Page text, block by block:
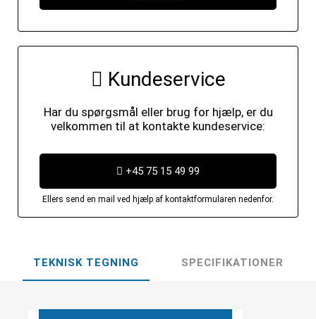
Kundeservice
Har du spørgsmål eller brug for hjælp, er du
velkommen til at kontakte kundeservice:
+45 75 15 49 99
Ellers send en mail ved hjælp af kontaktformularen nedenfor.
TEKNISK TEGNING SPECIFIKATIONER